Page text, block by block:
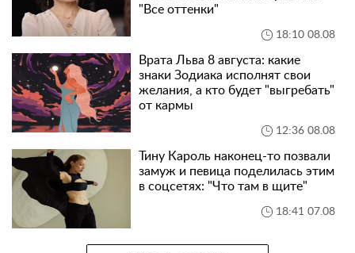
"Все оттенки"
18:10 08.08
Врата Льва 8 августа: какие
знаки Зодиака исполнят свои
желания, а кто будет "выгребать"
от кармы
12:36 08.08
Тину Кароль наконец-то позвали
замуж и певица поделилась этим
в соцсетях: "Что там в щите"
18:41 07.08